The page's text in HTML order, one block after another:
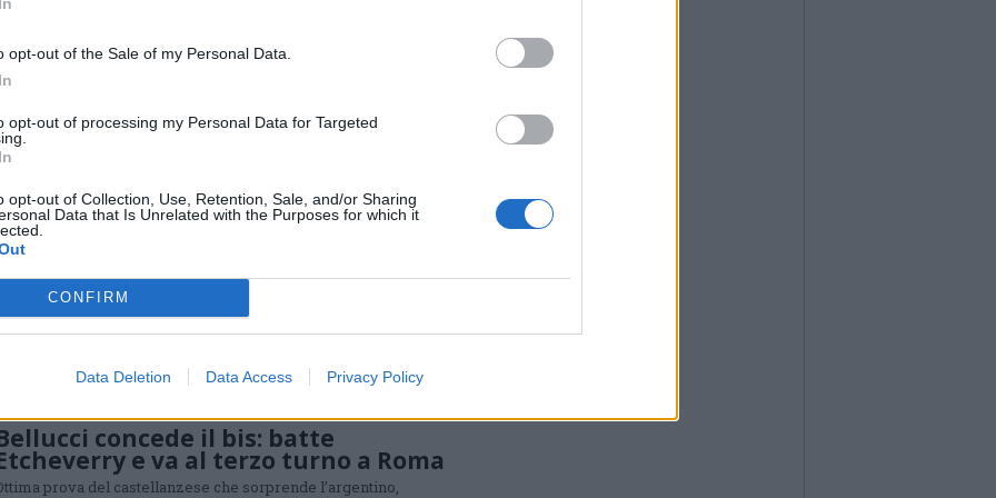
opt-out of the Sale of my Personal Data.
opt-out of processing my Personal Data for Targeted
opt-out of Collection, Use, Retention, Sale, and/or Sharing
Data that Is Unrelated with the Purposes for which it
CONFIRM
Data Deletion Data Access Privacy Policy
Roland Garros, per Bellucci al primo
volta nel tabellone principale di Parigi per il giocatore di
Castellanza: obiettivo superare almeno un avversario. L’esordio
contro il transalpino numero 88 al mondo
resta tabù: Bellucci
a Roma
castellanzese, fuori con il punteggio di 6-4 6-3 dopo 1h48′ di
concede il bis: batte
e va al terzo turno a Roma
prova del castellanzese che sorprende l’argentino,